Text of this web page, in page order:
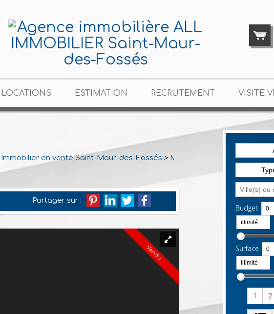
ESTIMATION RECRUTEMENT VISITE
Budget
Surface
1 2
Immobilier en vente Saint-Maur-des-Fossés > Maison Individuelle en
Partager sur :
Vendu